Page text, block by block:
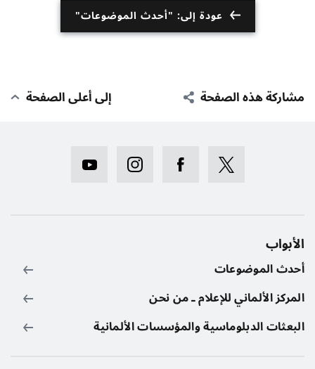
عودة إلى: "أحدث الموضوعات"
مشاركة هذه الصفحة إلى أعلى الصفحة
الأبواب
أحدث الموضوعات
المركز الألماني للإعلام ـ من نحن
البعثات الدبلوماسية والمؤسسات الألمانية